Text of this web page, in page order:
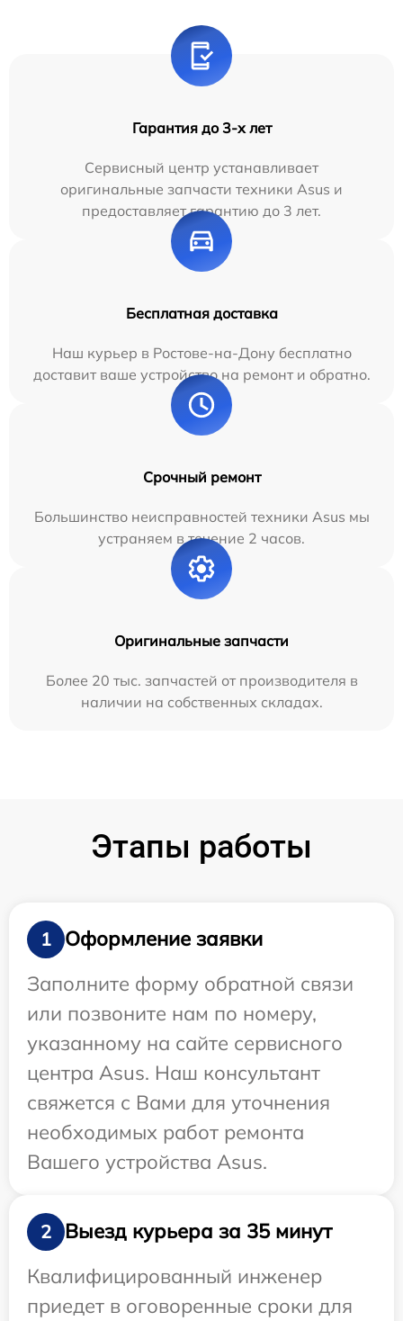
Гарантия до 3-х лет
Сервисный центр устанавливает
оригинальные запчасти техники Asus и
предоставляет гарантию до 3 лет.
Бесплатная доставка
Наш курьер в Ростове-на-Дону бесплатно
доставит ваше устройство на ремонт и обратно.
Срочный ремонт
Большинство неисправностей техники Asus мы
устраняем в течение 2 часов.
Оригинальные запчасти
Более 20 тыс. запчастей от производителя в
наличии на собственных складах.
Этапы работы
1
Оформление заявки
Заполните форму обратной связи
или позвоните нам по номеру,
указанному на сайте сервисного
центра Asus. Наш консультант
свяжется с Вами для уточнения
необходимых работ ремонта
Вашего устройства Asus.
2
Выезд курьера за 35 минут
Квалифицированный инженер
приедет в оговоренные сроки для